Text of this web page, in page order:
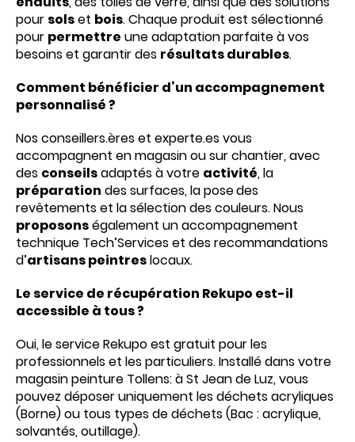
pour solset bois. Chaque produit est sélectionné
pour permettre une adaptation parfaite à vos
besoins et garantir des résultats durables.
Comment bénéficier d’un accompagnement
personnalisé ?
Nos conseillers.ères et experte.es vous
accompagnent en magasin ou sur chantier, avec
des conseilsadaptés à votre activité, la
préparation des surfaces, la posedes
revêtements et la sélection des couleurs. Nous
proposonségalement un accompagnement
technique Tech’Services et des recommandations
d’artisans peintreslocaux.
Le service de récupération Rekupo est-il
accessible à tous ?
Oui, le service Rekupo est gratuit pour les
professionnels et les particuliers. Installé dans votre
magasin peinture Tollens: à St Jean de Luz, vous
pouvez déposer uniquement les déchets acryliques
(Borne) ou tous types de déchets (Bac : acrylique,
solvantés, outillage).